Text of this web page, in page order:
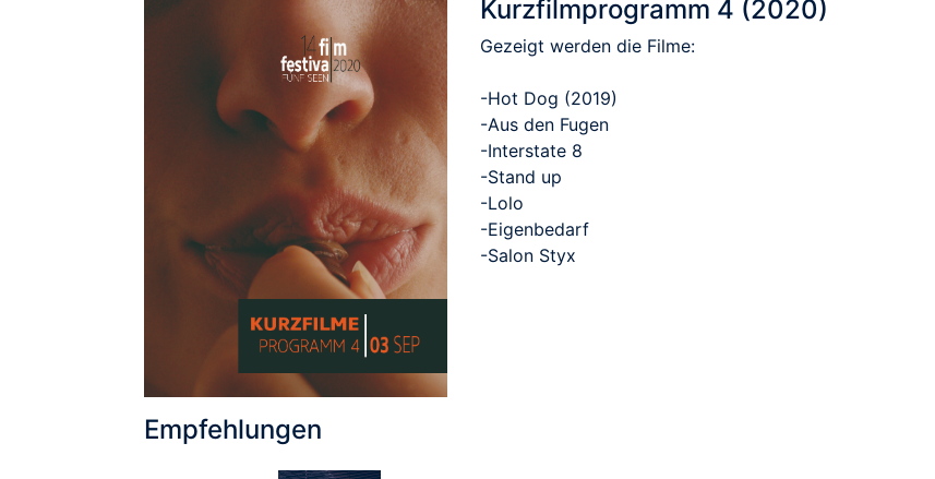
Kurzfilmprogramm 4 (2020)
Gezeigt werden die Filme:
-Hot Dog (2019)
-Aus den Fugen
-Interstate 8
-Stand up
-Lolo
-Eigenbedarf
-Salon Styx
Empfehlungen